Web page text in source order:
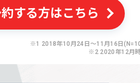
する方はこちら
※1 2018年10月24日〜11月16日
※2 2020年12月